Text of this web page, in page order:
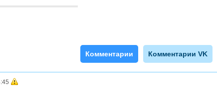
Комментарии Комментарии VK